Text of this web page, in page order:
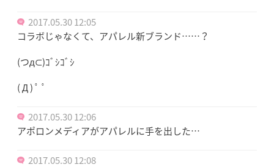
2017.05.30 12:05
コラボじゃなくて、アパレル新ブランド……？
(つд⊂)ｺﾞｼｺﾞｼ
( Д ) ﾟ ﾟ
2017.05.30 12:06
アポロンメディアがアパレルに手を出した…
2017.05.30 12:08